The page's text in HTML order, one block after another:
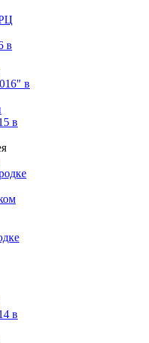
в
в
в
в